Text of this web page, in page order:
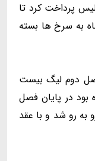
پرداخت کرد تا
به سرخ ها بسته
دوم لیگ بیست
بود در پایان فصل
به رو شد و با عقد